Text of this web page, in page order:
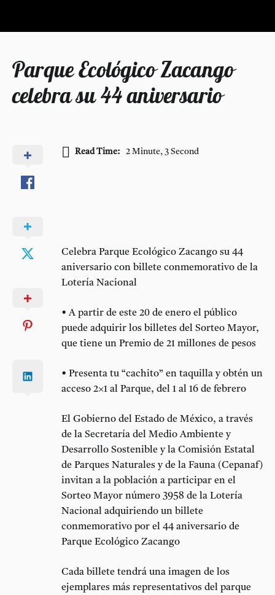
Parque Ecológico Zacango
celebra su 44 aniversario
Read Time: 2 Minute, 3 Second
Celebra Parque Ecológico Zacango su 44
aniversario con billete conmemorativo de la
Lotería Nacional
• A partir de este 20 de enero el público
puede adquirir los billetes del Sorteo Mayor,
que tiene un Premio de 21 millones de pesos
• Presenta tu “cachito” en taquilla y obtén un
acceso 2×1 al Parque, del 1 al 16 de febrero
El Gobierno del Estado de México, a través
de la Secretaría del Medio Ambiente y
Desarrollo Sostenible y la Comisión Estatal
de Parques Naturales y de la Fauna (Cepanaf)
invitan a la población a participar en el
Sorteo Mayor número 3958 de la Lotería
Nacional adquiriendo un billete
conmemorativo por el 44 aniversario de
Parque Ecológico Zacango
Cada billete tendrá una imagen de los
ejemplares más representativos del parque